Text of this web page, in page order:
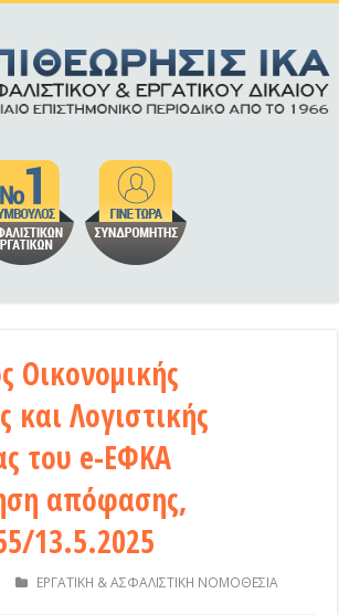
Οικονομικής
Λογιστικής
του e-ΕΦΚΑ
απόφασης,
13.5.2025
ΕΡΓΑΤΙΚΗ & ΑΣΦΑΛΙΣΤΙΚΗ ΝΟΜΟΘΕΣΙΑ